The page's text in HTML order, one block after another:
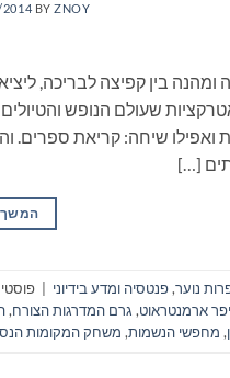
2014 BYZNOY
ומהנה בין קפיצה לבריכה,
שעולם הנופש
[…]
המשך
נוער,פנטסיה ומדע בידיוני
ארמנטראוט, גרם המדרגות הצורח,
, מחפשי הנשמות, משחק המקומות